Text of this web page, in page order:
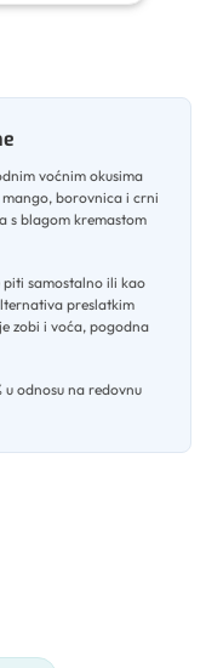
voćnim okusima
borovnica i crni
s blagom kremastom
piti samostalno ili kao
preslatkim
zobi i voća, pogodna
u odnosu na redovnu